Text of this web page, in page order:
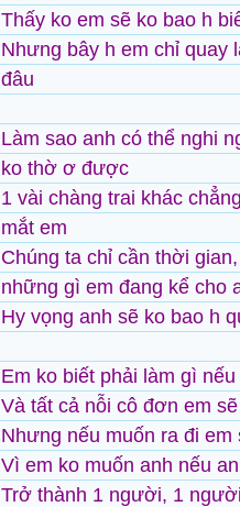
Thấy ko em sẽ ko bao h
Nhưng bây h em chỉ quay
đâu
Làm sao anh có thể nghi
ko thờ ơ được
1 vài chàng trai khác
mắt em
Chúng ta chỉ cần thời
những gì em đang kể cho
Hy vọng anh sẽ ko bao h
Em ko biết phải làm gì
Và tất cả nỗi cô đơn em
Nhưng nếu muốn ra đi em
Vì em ko muốn anh nếu
Trở thành 1 người, 1